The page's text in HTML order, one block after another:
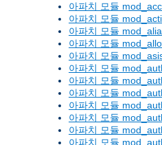
아파치 모듈
아파치 모듈
아파치 모듈
아파치 모듈
아파치 모듈
아파치 모듈
아파치 모듈
아파치 모듈
아파치 모듈
아파치 모듈
아파치 모듈
아파치 모듈